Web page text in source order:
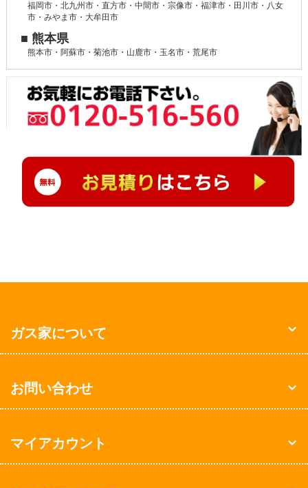
福岡市・北九州市・直方市・中間市・宗像市・福津市・田川市・八女
市・みやま市・大牟田市
■ 熊本県
熊本市・阿蘇市・菊池市・山鹿市・玉名市・荒尾市
ガス家について
お問い合わせ
マイアカウント